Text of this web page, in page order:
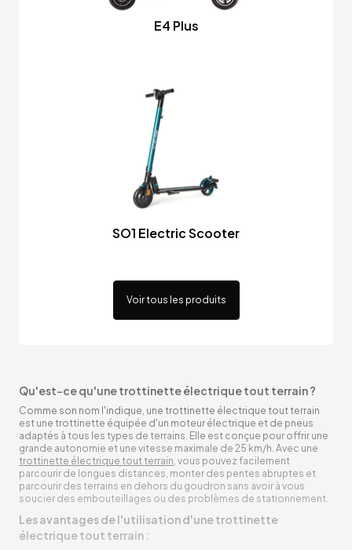
E4 Plus
SO1 Electric Scooter
Voir tous les produits
Qu'est-ce qu'une trottinette électrique tout terrain ?
Comme son nom l'indique, une trottinette électrique tout terrain
est une trottinette équipée d'un moteur électrique et de pneus
adaptés à tous les types de terrains. Elle est conçue pour offrir une
grande autonomie et une vitesse maximale de 25 km/h. Avec une
trottinette électrique tout terrain, vous pouvez facilement
parcourir de longues distances, monter des pentes abruptes et
parcourir des terrains en dehors du goudron sans avoir à vous
soucier des embouteillages ou des problèmes de stationnement.
Les avantages de l'utilisation d'une trottinette
électrique tout terrain :